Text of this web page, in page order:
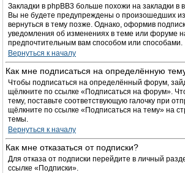
Закладки в phpBB3 больше похожи на закладки в
Вы не будете предупреждены о произошедших
вернуться в тему позже. Однако, оформив
уведомления об изменениях в теме или форуме
предпочтительным вам способом или способами.
Вернуться к началу
Как мне подписаться на определённую
Чтобы подписаться на определённый форум,
щёлкните по ссылке «Подписаться на форум».
тему, поставьте соответствующую галочку при
щёлкните по ссылке «Подписаться на тему» на
темы.
Вернуться к началу
Как мне отказаться от подписки?
Для отказа от подписки перейдите в личный
ссылке «Подписки».